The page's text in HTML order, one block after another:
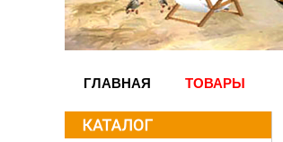
ГЛАВНАЯ ТОВАРЫ